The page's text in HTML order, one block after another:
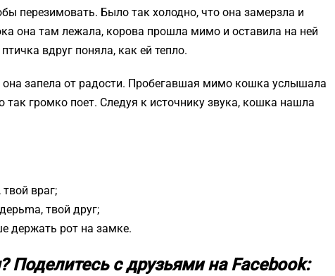
перезимовать. Было так холодно, что она замерзла и
она там лежала, корова прошла мимо и оставила на ней
вдруг поняла, как ей тепло.
она запела от радости. Пробегавшая мимо кошка услышала
так громко поет. Следуя к источнику звука, кошка нашла
враг;
твой друг;
держать рот на замке.
Поделитесь с друзьями на Facebook: